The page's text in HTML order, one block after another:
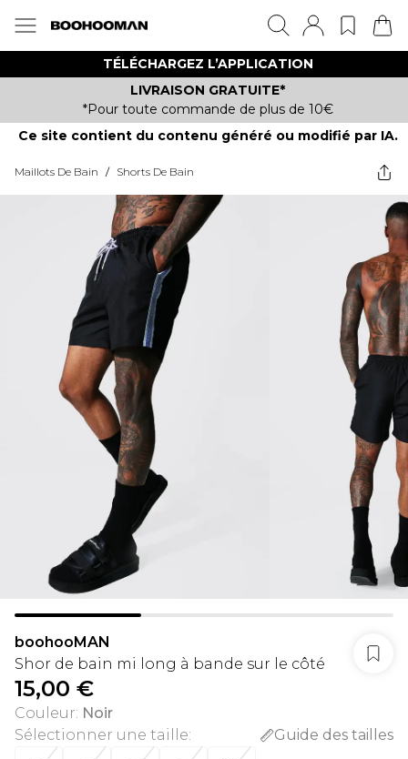
TÉLÉCHARGEZ L’APPLICATION
LIVRAISON GRATUITE*
*Pour toute commande de plus de 10€
Ce site contient du contenu généré ou modifié par IA.
Maillots De Bain / Shorts De Bain
boohooMAN
Shor de bain mi long à bande sur le côté
15,00 €
Couleur: Noir
Sélectionner une taille:
Guide des tailles